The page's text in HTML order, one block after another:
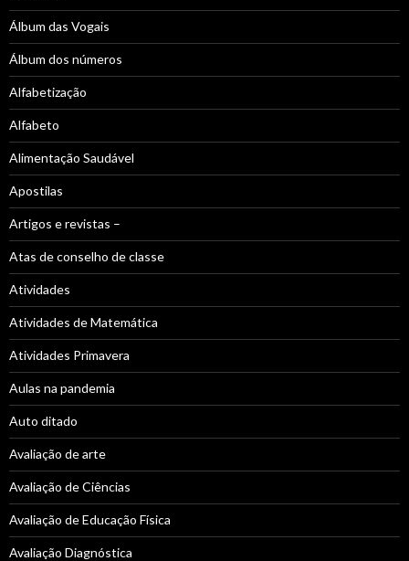
Álbum das Vogais
Álbum dos números
Alfabetização
Alfabeto
Alimentação Saudável
Apostilas
Artigos e revistas –
Atas de conselho de classe
Atividades
Atividades de Matemática
Atividades Primavera
Aulas na pandemia
Auto ditado
Avaliação de arte
Avaliação de Ciências
Avaliação de Educação Física
Avaliação Diagnóstica